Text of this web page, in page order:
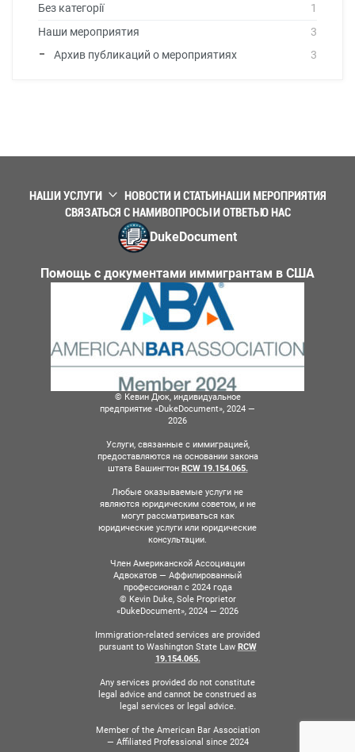
Без категорії
1
Наши мероприятия
3
Архив публикаций о мероприятиях
3
НАШИ УСЛУГИ НОВОСТИ И СТАТЬИНАШИ МЕРОПРИЯТИЯ
СВЯЗАТЬСЯ С НАМИВОПРОСЫ И ОТВЕТЫО НАС
DukeDocument
Помощь с документами иммигрантам в США
© Кевин Дюк, индивидуальное
предприятие «DukeDocument», 2024 —
2026
Услуги, связанные с иммиграцией,
предоставляются на основании закона
штата Вашингтон RCW 19.154.065.
Любые оказываемые услуги не
являются юридическим советом, и не
могут рассматриваться как
юридические услуги или юридические
консультации.
Член Американской Ассоциации
Адвокатов — Аффилированный
профессионал с 2024 года
© Kevin Duke, Sole Proprietor
«DukeDocument», 2024 — 2026
Immigration-related services are provided
pursuant to Washington State Law RCW
19.154.065.
Any services provided do not constitute
legal advice and cannot be construed as
legal services or legal advice.
Member of the American Bar Association
— Affiliated Professional since 2024